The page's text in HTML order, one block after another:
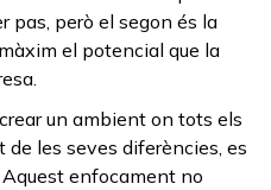
pas, però el segon és la
el potencial que la
un ambient on tots els
les seves diferències, es
enfocament no